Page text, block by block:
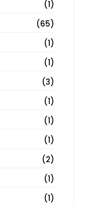
(1)
(65)
(1)
(1)
(3)
(1)
(1)
(1)
(2)
(1)
(1)